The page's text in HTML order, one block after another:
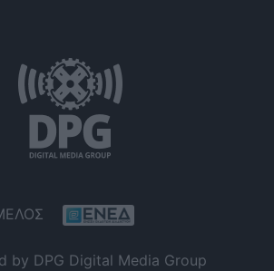
by DPG Digital Media Group